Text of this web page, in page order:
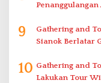
9
Gathering and
Sianok Berlatar
10 Gathering and
Lakukan Tour